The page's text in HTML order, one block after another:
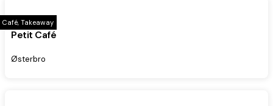
Café, Takeaway
Petit Café
Østerbro